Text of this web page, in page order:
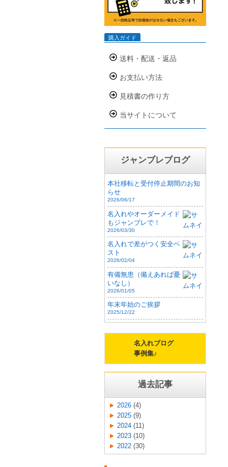
購入ガイド
送料・配送・返品
お支払い方法
見積書の作り方
当サイトについて
ジャンブレブログ
本社移転と受付停止期間のお知
らせ
2026/06/17
名入れやオーダーメイド
もジャンブレで！
2026/03/30
名入れで差がつく安全ベ
スト
2026/02/04
有備無患（備えあれば憂
いなし）
2026/01/05
年末年始のご挨拶
2025/12/22
名入れブログ
事例集♪
過去記事
2026 (4)
2025 (9)
2024 (11)
2023 (10)
2022 (30)